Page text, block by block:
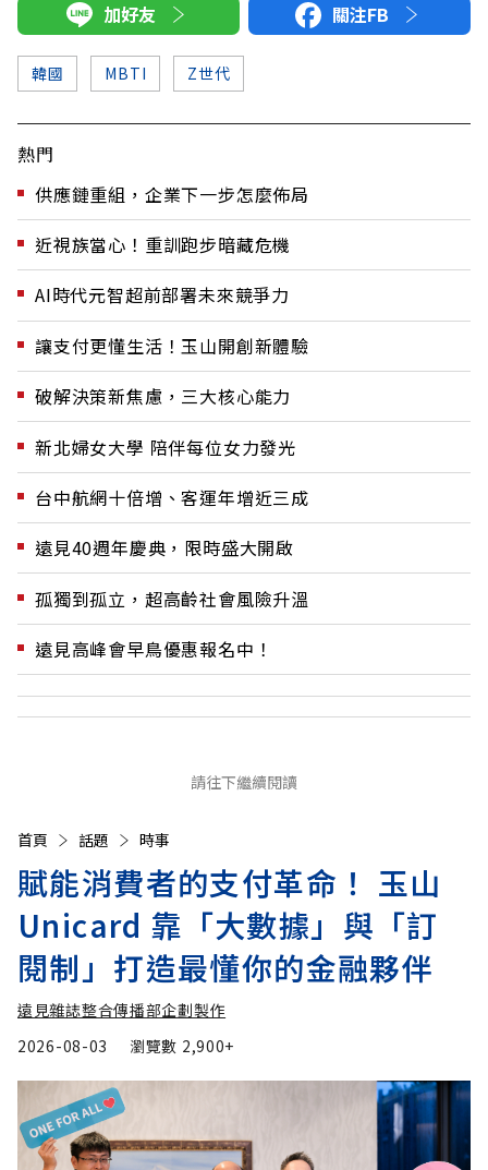
加好友 關注FB
韓國 MBTI Z世代
熱門
供應鏈重組，企業下一步怎麼佈局
近視族當心！重訓跑步暗藏危機
AI時代元智超前部署未來競爭力
讓支付更懂生活！玉山開創新體驗
破解決策新焦慮，三大核心能力
新北婦女大學 陪伴每位女力發光
台中航網十倍增、客運年增近三成
遠見40週年慶典，限時盛大開啟
孤獨到孤立，超高齡社會風險升溫
遠見高峰會早鳥優惠報名中！
請往下繼續閱讀
首頁 話題 時事
賦能消費者的支付革命！ 玉山
Unicard 靠「大數據」與「訂
閱制」打造最懂你的金融夥伴
遠見雜誌整合傳播部企劃製作
2026-08-03
瀏覽數 2,900+